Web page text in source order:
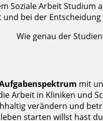
Soziale Arbeit Studium
bei der Entscheidung
Wie genau der
mit
Arbeit in Kliniken und
verändern und
starten willst hast